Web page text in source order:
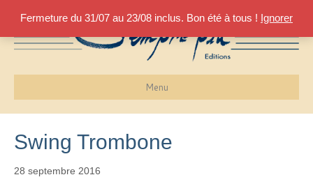
Fermeture du 31/07 au 23/08 inclus. Bon été à tous ! Ignorer
Menu
Swing Trombone
28 septembre 2016